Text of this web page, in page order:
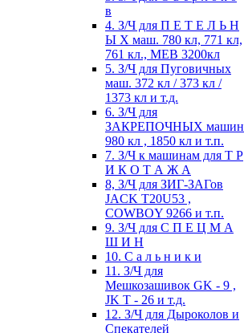
в
4. З/Ч для П Е Т Е Л Ь Н
Ы Х маш. 780 кл, 771 кл,
761 кл., MEB 3200кл
5. З/Ч для Пуговичных
маш. 372 кл / 373 кл /
1373 кл и т.д.
6. З/Ч для
ЗАКРЕПОЧНЫХ машин
980 кл , 1850 кл и т.п.
7. З/Ч к машинам для Т Р
И К О Т А Ж А
8, З/Ч для ЗИГ-ЗАГов
JACK Т20U53 ,
COWBOY 9266 и т.п.
9. З/Ч для С П Е Ц М А
Ш И Н
10. С а л ь н и к и
11. З/Ч для
Мешкозашивок GK - 9 ,
JK T - 26 и т.д.
12. З/Ч для Дыроколов и
Спекателей